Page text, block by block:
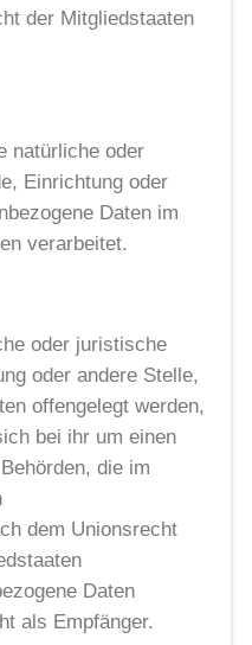
der Mitgliedstaaten
natürliche oder
Einrichtung oder
Daten im
verarbeitet.
oder juristische
oder andere Stelle,
offengelegt werden,
bei ihr um einen
die im
dem Unionsrecht
Daten
als Empfänger.